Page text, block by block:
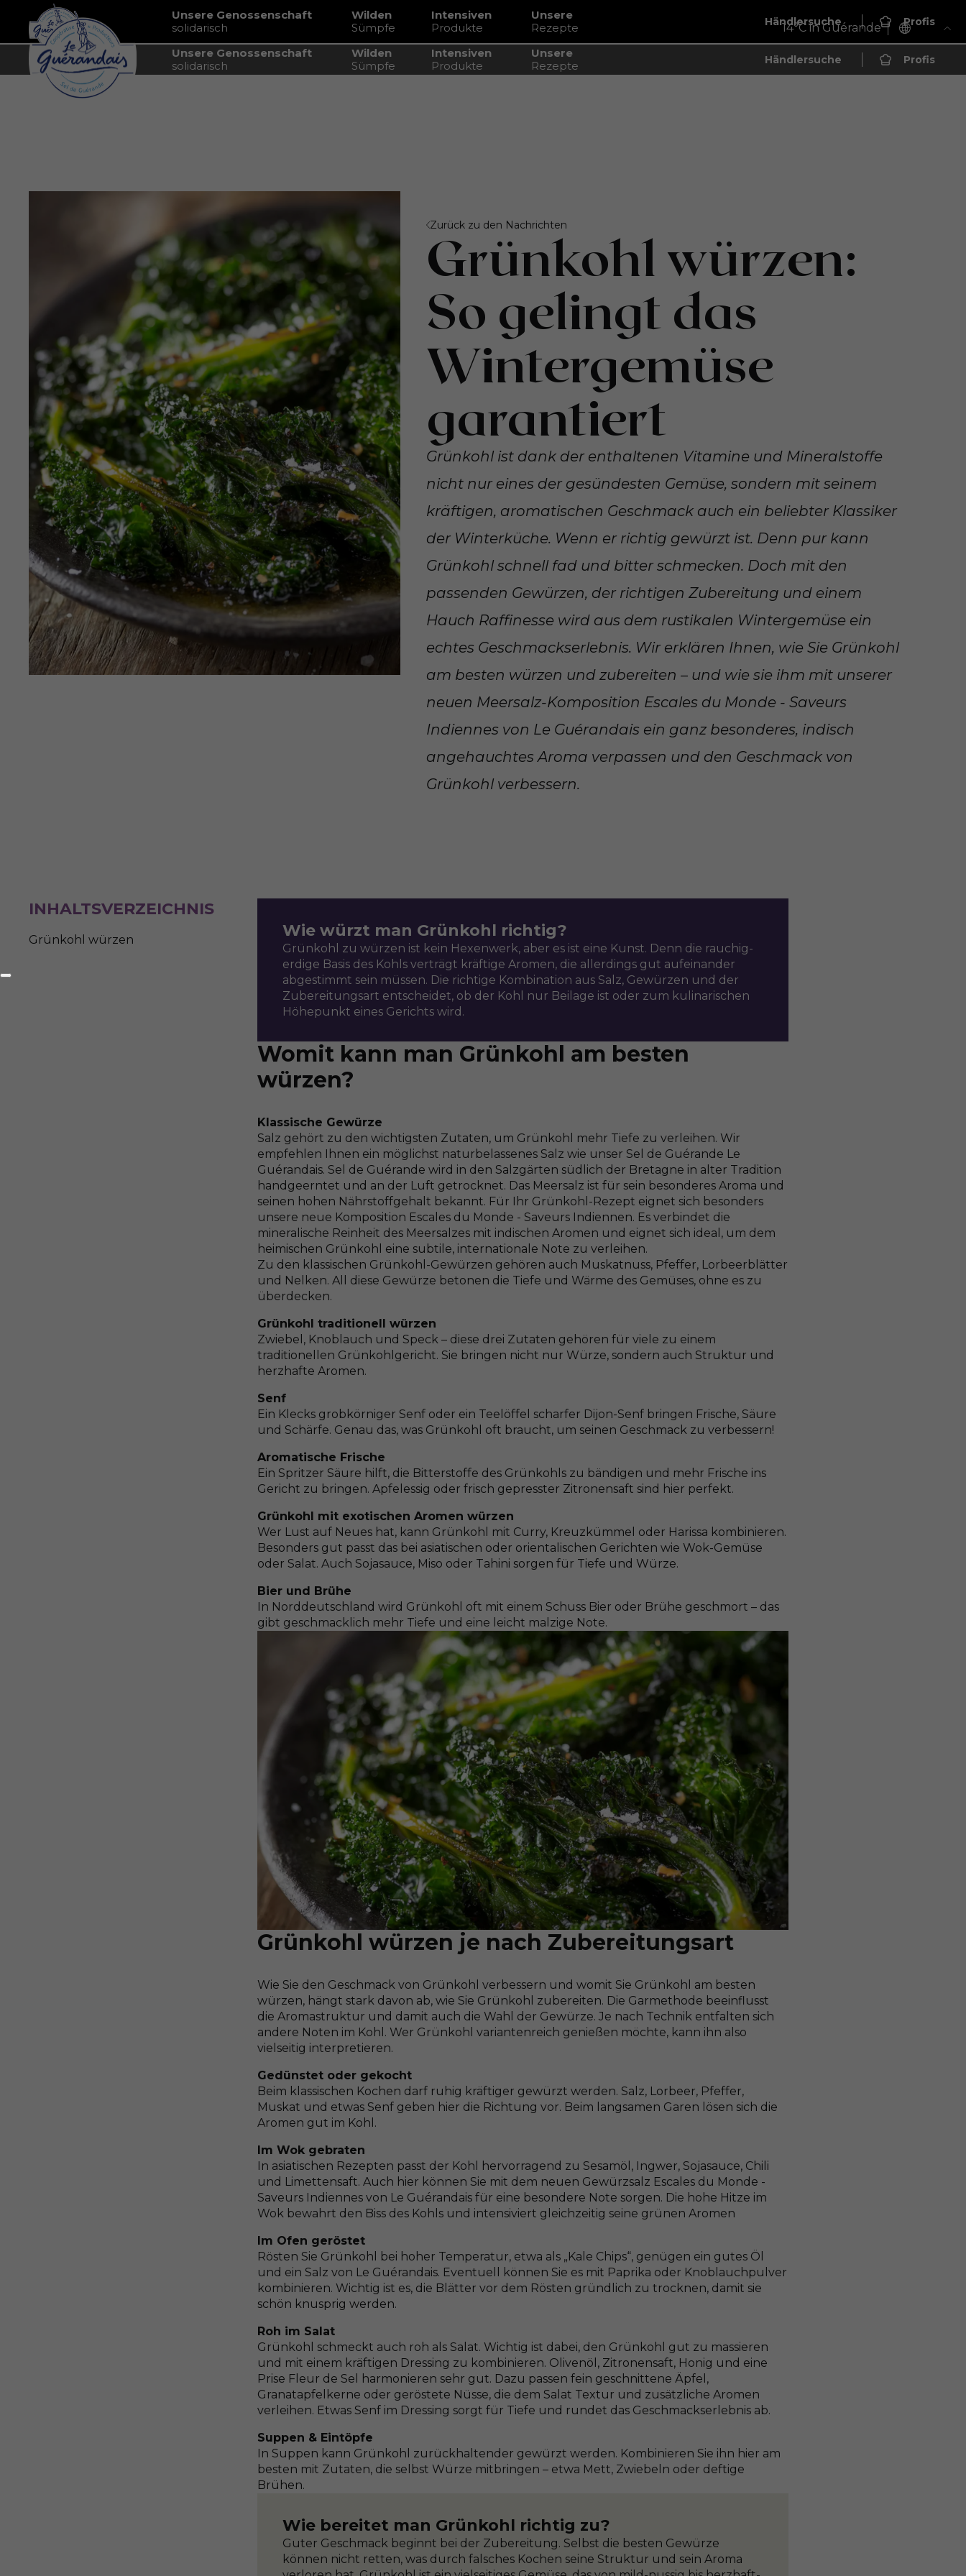
Unsere Genossenschaft
solidarisch
Wilden
Sümpfe
Intensiven
Produkte
Unsere
Rezepte
Händlersuche Profis
14°C in Guérande
Unsere Genossenschaft
solidarisch
Wilden
Sümpfe
Intensiven
Produkte
Unsere
Rezepte
Händlersuche Profis
Zurück zu den Nachrichten
Grünkohl würzen:
So gelingt das
Wintergemüse
garantiert
Grünkohl ist dank der enthaltenen Vitamine und Mineralstoffe
nicht nur eines der gesündesten Gemüse, sondern mit seinem
kräftigen, aromatischen Geschmack auch ein beliebter Klassiker
der Winterküche. Wenn er richtig gewürzt ist. Denn pur kann
Grünkohl schnell fad und bitter schmecken. Doch mit den
passenden Gewürzen, der richtigen Zubereitung und einem
Hauch Raffinesse wird aus dem rustikalen Wintergemüse ein
echtes Geschmackserlebnis. Wir erklären Ihnen, wie Sie Grünkohl
am besten würzen und zubereiten – und wie sie ihm mit unserer
neuen Meersalz-Komposition Escales du Monde - Saveurs
Indiennes von Le Guérandais ein ganz besonderes, indisch
angehauchtes Aroma verpassen und den Geschmack von
Grünkohl verbessern.
INHALTSVERZEICHNIS
Grünkohl würzen Wie würzt man Grünkohl richtig?
Grünkohl zu würzen ist kein Hexenwerk, aber es ist eine Kunst. Denn die rauchig-
erdige Basis des Kohls verträgt kräftige Aromen, die allerdings gut aufeinander
abgestimmt sein müssen. Die richtige Kombination aus Salz, Gewürzen und der
Zubereitungsart entscheidet, ob der Kohl nur Beilage ist oder zum kulinarischen
Höhepunkt eines Gerichts wird.
Womit kann man Grünkohl am besten
würzen?
Klassische Gewürze
Salz gehört zu den wichtigsten Zutaten, um Grünkohl mehr Tiefe zu verleihen. Wir
empfehlen Ihnen ein möglichst naturbelassenes Salz wie unser Sel de Guérande Le
Guérandais. Sel de Guérande wird in den Salzgärten südlich der Bretagne in alter Tradition
handgeerntet und an der Luft getrocknet. Das Meersalz ist für sein besonderes Aroma und
seinen hohen Nährstoffgehalt bekannt. Für Ihr Grünkohl-Rezept eignet sich besonders
unsere neue Komposition Escales du Monde - Saveurs Indiennen. Es verbindet die
mineralische Reinheit des Meersalzes mit indischen Aromen und eignet sich ideal, um dem
heimischen Grünkohl eine subtile, internationale Note zu verleihen.
Zu den klassischen Grünkohl-Gewürzen gehören auch Muskatnuss, Pfeffer, Lorbeerblätter
und Nelken. All diese Gewürze betonen die Tiefe und Wärme des Gemüses, ohne es zu
überdecken.
Grünkohl traditionell würzen
Zwiebel, Knoblauch und Speck – diese drei Zutaten gehören für viele zu einem
traditionellen Grünkohlgericht. Sie bringen nicht nur Würze, sondern auch Struktur und
herzhafte Aromen.
Senf
Ein Klecks grobkörniger Senf oder ein Teelöffel scharfer Dijon-Senf bringen Frische, Säure
und Schärfe. Genau das, was Grünkohl oft braucht, um seinen Geschmack zu verbessern!
Aromatische Frische
Ein Spritzer Säure hilft, die Bitterstoffe des Grünkohls zu bändigen und mehr Frische ins
Gericht zu bringen. Apfelessig oder frisch gepresster Zitronensaft sind hier perfekt.
Grünkohl mit exotischen Aromen würzen
Wer Lust auf Neues hat, kann Grünkohl mit Curry, Kreuzkümmel oder Harissa kombinieren.
Besonders gut passt das bei asiatischen oder orientalischen Gerichten wie Wok-Gemüse
oder Salat. Auch Sojasauce, Miso oder Tahini sorgen für Tiefe und Würze.
Bier und Brühe
In Norddeutschland wird Grünkohl oft mit einem Schuss Bier oder Brühe geschmort – das
gibt geschmacklich mehr Tiefe und eine leicht malzige Note.
Grünkohl würzen je nach Zubereitungsart
Wie Sie den Geschmack von Grünkohl verbessern und womit Sie Grünkohl am besten
würzen, hängt stark davon ab, wie Sie Grünkohl zubereiten. Die Garmethode beeinflusst
die Aromastruktur und damit auch die Wahl der Gewürze. Je nach Technik entfalten sich
andere Noten im Kohl. Wer Grünkohl variantenreich genießen möchte, kann ihn also
vielseitig interpretieren.
Gedünstet oder gekocht
Beim klassischen Kochen darf ruhig kräftiger gewürzt werden. Salz, Lorbeer, Pfeffer,
Muskat und etwas Senf geben hier die Richtung vor. Beim langsamen Garen lösen sich die
Aromen gut im Kohl.
Im Wok gebraten
In asiatischen Rezepten passt der Kohl hervorragend zu Sesamöl, Ingwer, Sojasauce, Chili
und Limettensaft. Auch hier können Sie mit dem neuen Gewürzsalz Escales du Monde -
Saveurs Indiennes von Le Guérandais für eine besondere Note sorgen. Die hohe Hitze im
Wok bewahrt den Biss des Kohls und intensiviert gleichzeitig seine grünen Aromen
Im Ofen geröstet
Rösten Sie Grünkohl bei hoher Temperatur, etwa als „Kale Chips“, genügen ein gutes Öl
und ein Salz von Le Guérandais. Eventuell können Sie es mit Paprika oder Knoblauchpulver
kombinieren. Wichtig ist es, die Blätter vor dem Rösten gründlich zu trocknen, damit sie
schön knusprig werden.
Roh im Salat
Grünkohl schmeckt auch roh als Salat. Wichtig ist dabei, den Grünkohl gut zu massieren
und mit einem kräftigen Dressing zu kombinieren. Olivenöl, Zitronensaft, Honig und eine
Prise Fleur de Sel harmonieren sehr gut. Dazu passen fein geschnittene Äpfel,
Granatapfelkerne oder geröstete Nüsse, die dem Salat Textur und zusätzliche Aromen
verleihen. Etwas Senf im Dressing sorgt für Tiefe und rundet das Geschmackserlebnis ab.
Suppen & Eintöpfe
In Suppen kann Grünkohl zurückhaltender gewürzt werden. Kombinieren Sie ihn hier am
besten mit Zutaten, die selbst Würze mitbringen – etwa Mett, Zwiebeln oder deftige
Brühen.
Wie bereitet man Grünkohl richtig zu?
Guter Geschmack beginnt bei der Zubereitung. Selbst die besten Gewürze
können nicht retten, was durch falsches Kochen seine Struktur und sein Aroma